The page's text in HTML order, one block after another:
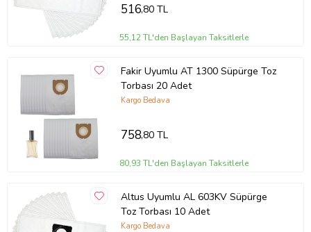
516,80 TL
55,12 TL'den Başlayan Taksitlerle
Fakir Uyumlu AT 1300 Süpürge Toz
Torbası 20 Adet
Kargo Bedava
758,80 TL
80,93 TL'den Başlayan Taksitlerle
Altus Uyumlu AL 603KV Süpürge
Toz Torbası 10 Adet
Kargo Bedava